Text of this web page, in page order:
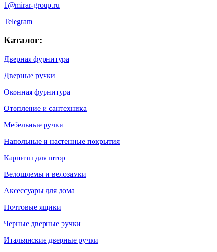
1@mirar-group.ru
Telegram
Каталог:
Дверная фурнитура
Дверные ручки
Оконная фурнитура
Отопление и сантехника
Мебельные ручки
Напольные и настенные покрытия
Карнизы для штор
Велошлемы и велозамки
Аксессуары для дома
Почтовые ящики
Черные дверные ручки
Итальянские дверные ручки